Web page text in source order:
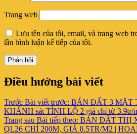
Trang web
Lưu tên của tôi, email, và trang web
lần bình luận kế tiếp của tôi.
Điều hướng bài viết
Trước Bài viết trước: BÁN ĐẤT 3 MẶT
KHÁNH sát TỈNH LỘ 2 giá chỉ từ
Trang sau Bài tiếp theo: BÁN ĐẤT THỊ
QL26 CHỈ 200M, GIÁ 8.5TR/M2 |